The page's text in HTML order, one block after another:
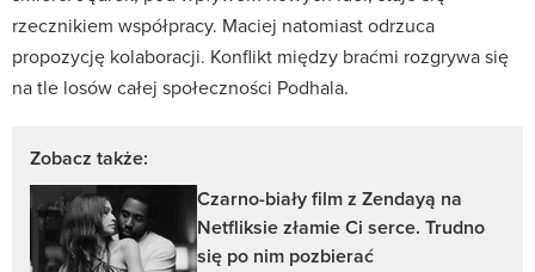
rzecznikiem współpracy. Maciej natomiast odrzuca
propozycję kolaboracji. Konflikt między braćmi rozgrywa się
na tle losów całej społeczności Podhala.
Zobacz także:
Czarno-biały film z Zendayą na
Netfliksie złamie Ci serce. Trudno
się po nim pozbierać